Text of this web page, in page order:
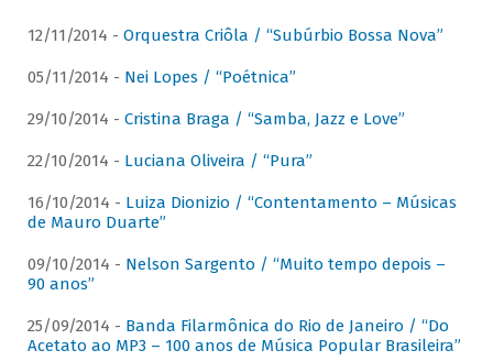
12/11/2014 - Orquestra Criôla / “Subúrbio Bossa Nova”
05/11/2014 - Nei Lopes / “Poétnica”
29/10/2014 - Cristina Braga / “Samba, Jazz e Love”
22/10/2014 - Luciana Oliveira / “Pura”
16/10/2014 - Luiza Dionizio / “Contentamento – Músicas
de Mauro Duarte”
09/10/2014 - Nelson Sargento / “Muito tempo depois –
90 anos”
25/09/2014 - Banda Filarmônica do Rio de Janeiro / “Do
Acetato ao MP3 – 100 anos de Música Popular Brasileira”